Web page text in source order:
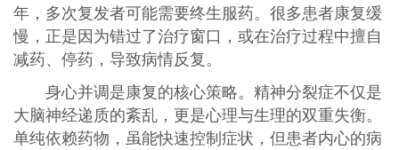
年，多次复发者可能需要终生服药。很多患者康复缓
慢，正是因为错过了治疗窗口，或在治疗过程中擅自
减药、停药，导致病情反复。
身心并调是康复的核心策略。精神分裂症不仅是
大脑神经递质的紊乱，更是心理与生理的双重失衡。
单纯依赖药物，虽能快速控制症状，但患者内心的病